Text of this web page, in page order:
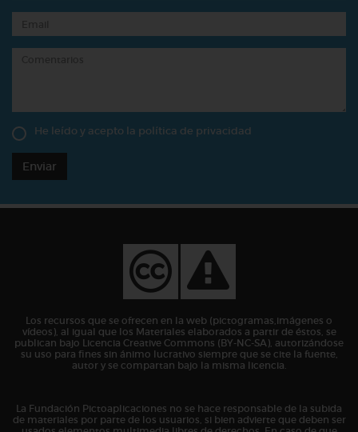
He leído y acepto la política de privacidad
Enviar
Los recursos que se ofrecen en la web (pictogramas,imágenes o
vídeos), al igual que los Materiales elaborados a partir de éstos, se
publican bajo Licencia Creative Commons (BY-NC-SA), autorizándose
su uso para fines sin ánimo lucrativo siempre que se cite la fuente,
autor y se compartan bajo la misma licencia.
La Fundación Pictoaplicaciones no se hace responsable de la subida
de materiales por parte de los usuarios, si bien advierte que deben ser